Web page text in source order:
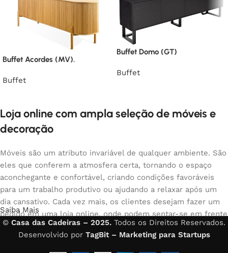
Buffet Acordes (MV).
Buffet
Buffet Domo (GT)
Buffet
Loja online com ampla seleção de móveis e
decoração
Móveis são um atributo invariável de qualquer ambiente. São
eles que conferem a atmosfera certa, tornando o espaço
aconchegante e confortável, criando condições favoráveis
para um trabalho produtivo ou ajudando a relaxar após um
dia cansativo. Cada vez mais, os clientes desejam fazer um
pedido em uma loja online, onde podem sentar-se em frente
ao computador no seu tempo livre, organizar os móveis da
foto e comprar com tranquilidade os móveis que gostam. A
loja online possui um amplo catálogo de móveis: móveis
Saiba Mais
© Casa das Cadeiras – 2025. Todos os Direitos Reservados.
Desenvolvido por TagBit – Marketing para Startups